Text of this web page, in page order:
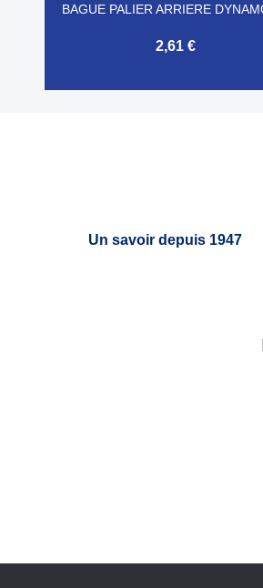
BAGUE PALIER ARRIERE
2,61 €
Un savoir depuis 1947